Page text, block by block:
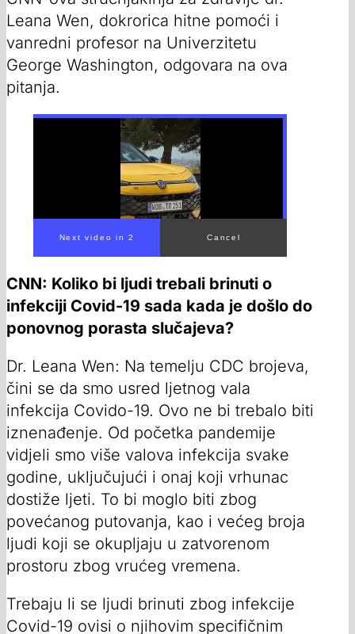
Leana Wen, dokrorica hitne pomoći i
vanredni profesor na Univerzitetu
George Washington, odgovara na ova
pitanja.
Next video in 1 Cancel
CNN: Koliko bi ljudi trebali brinuti o
infekciji Covid-19 sada kada je došlo do
ponovnog porasta slučajeva?
Dr. Leana Wen: Na temelju CDC brojeva,
čini se da smo usred ljetnog vala
infekcija Covido-19. Ovo ne bi trebalo biti
iznenađenje. Od početka pandemije
vidjeli smo više valova infekcija svake
godine, uključujući i onaj koji vrhunac
dostiže ljeti. To bi moglo biti zbog
povećanog putovanja, kao i većeg broja
ljudi koji se okupljaju u zatvorenom
prostoru zbog vrućeg vremena.
Trebaju li se ljudi brinuti zbog infekcije
Covid-19 ovisi o njihovim specifičnim